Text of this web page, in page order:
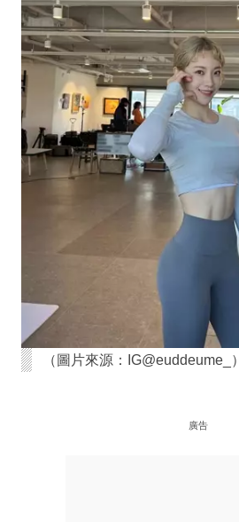
（圖片來源：IG@euddeume_）
廣告